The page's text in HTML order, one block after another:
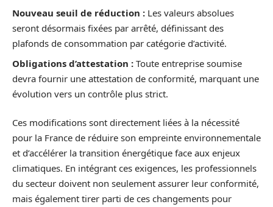
Nouveau seuil de réduction : Les valeurs absolues
seront désormais fixées par arrêté, définissant des
plafonds de consommation par catégorie d’activité.
Obligations d’attestation : Toute entreprise soumise
devra fournir une attestation de conformité, marquant une
évolution vers un contrôle plus strict.
Ces modifications sont directement liées à la nécessité
pour la France de réduire son empreinte environnementale
et d’accélérer la transition énergétique face aux enjeux
climatiques. En intégrant ces exigences, les professionnels
du secteur doivent non seulement assurer leur conformité,
mais également tirer parti de ces changements pour